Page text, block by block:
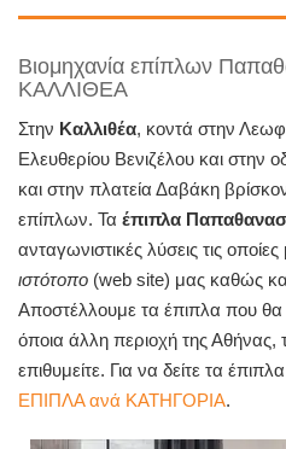
Βιομηχανία επίπλων
ΚΑΛΛΙΘΕΑ
Στην Καλλιθέα, κοντά στην
Ελευθερίου Βενιζέλου και
και στην πλατεία Δαβάκη
επίπλων. Τα έπιπλα
ανταγωνιστικές λύσεις τις
ιστότοπο (web site) μας καθώς
Αποστέλλουμε τα έπιπλα που θα
όποια άλλη περιοχή της Αθήνας,
επιθυμείτε. Για να δείτε τα
ΕΠΙΠΛΑ ανά ΚΑΤΗΓΟΡΙΑ.